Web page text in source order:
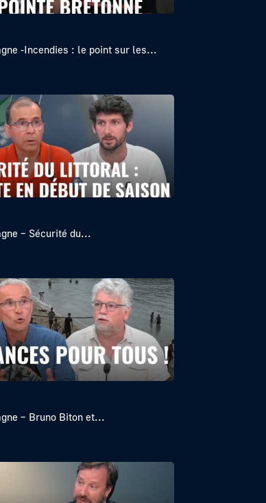
-Incendies : le point sur les...
– Sécurité du...
– Bruno Biton et...